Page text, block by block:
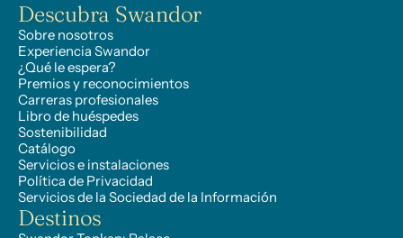
Descubra Swandor
Sobre nosotros
Experiencia Swandor
¿Qué le espera?
Premios y reconocimientos
Carreras profesionales
Libro de huéspedes
Sostenibilidad
Catálogo
Servicios e instalaciones
Política de Privacidad
Servicios de la Sociedad de la Información
Destinos